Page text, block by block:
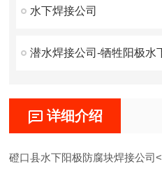
水下焊接公司
潜水焊接公司-牺牲阳极水
详细介绍
磴口县水下阳极防腐块焊接公司